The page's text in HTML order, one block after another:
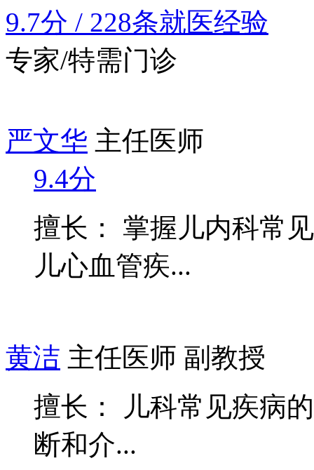
9.7分 / 228条就医经验
专家/特需门诊
严文华 主任医师
9.4分
擅长： 掌握儿内科常
儿心血管疾...
黄洁 主任医师 副教授
擅长： 儿科常见疾病
断和介...